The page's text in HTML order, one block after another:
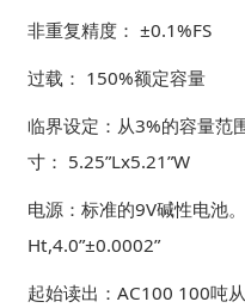
非重复精度：
过载： 150%额定
临界设定：从3%的
寸： 5.25”Lx5.21”W
电源：标准的9V碱性电
Ht,4.0”±0.0002”
起始读出：AC100 100吨